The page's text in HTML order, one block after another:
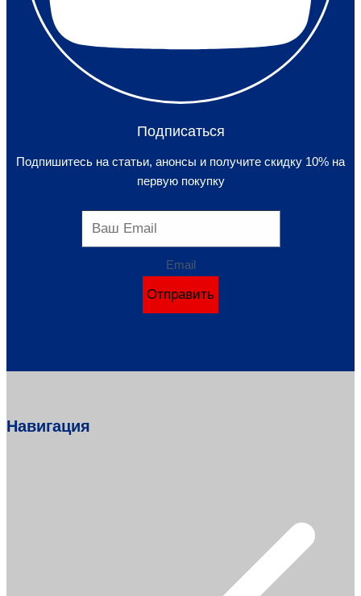
Подписаться
Подпишитесь на статьи, анонсы и получите скидку 10% на
первую покупку
Email
Отправить
Навигация